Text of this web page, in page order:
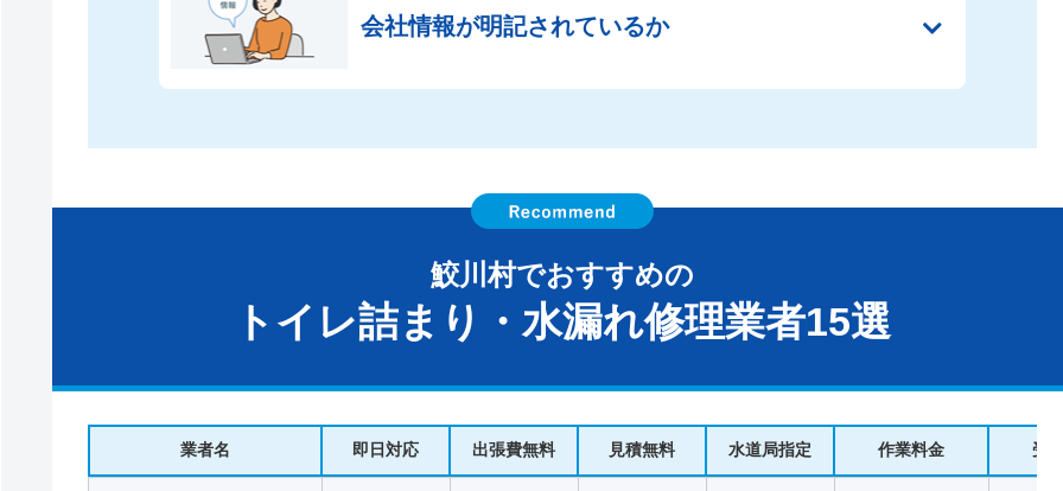
会社情報が明記されているか
鮫川村でおすすめの
トイレ詰まり・水漏れ修理業者15選
業者名 即日対応 出張費無料 見積無料 水道局指定 作業料金 受